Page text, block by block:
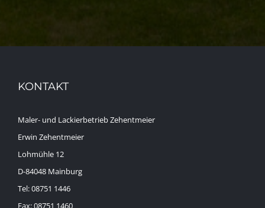
KONTAKT
Maler- und Lackierbetrieb Zehentmeier
Erwin Zehentmeier
Lohmühle 12
D-84048 Mainburg
Tel: 08751 1446
Fax: 08751 1460